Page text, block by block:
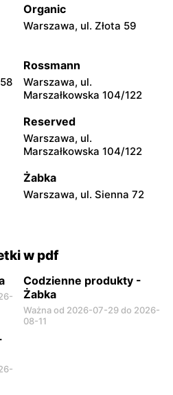
Żabka
Żabka
Żabka
Żabka
Organic
Warszawa, ul. Złota 59
Rossmann
Warszawa, ul.
Marszałkowska 104/122
Reserved
Warszawa, ul.
Marszałkowska 104/122
Żabka
Warszawa, ul. Sienna 72
w pdf
Codzienne produkty -
Żabka
Ważna od 2026-07-29 do 2026-
08-11